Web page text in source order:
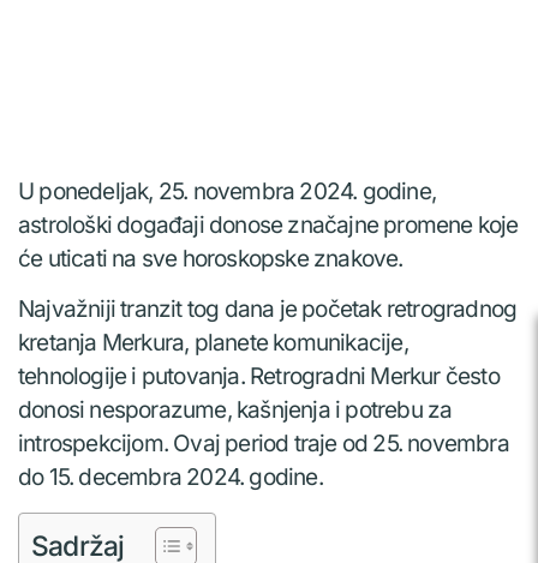
U ponedeljak, 25. novembra 2024. godine,
astrološki događaji donose značajne promene koje
će uticati na sve horoskopske znakove.
Najvažniji tranzit tog dana je početak retrogradnog
kretanja Merkura, planete komunikacije,
tehnologije i putovanja. Retrogradni Merkur često
donosi nesporazume, kašnjenja i potrebu za
introspekcijom. Ovaj period traje od 25. novembra
do 15. decembra 2024. godine.
Sadržaj